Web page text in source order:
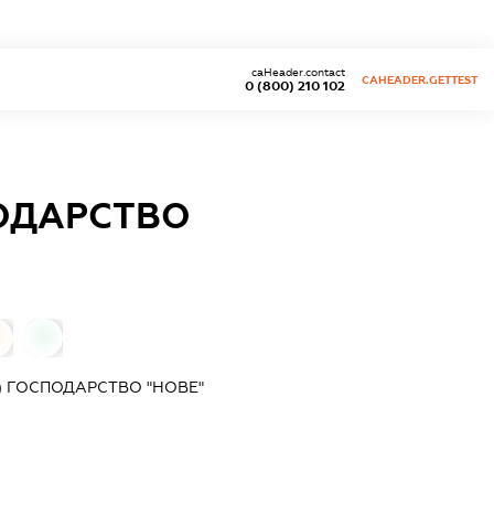
0 (800) 210 102
caHeader.contact
CAHEADER.GETTEST
ГОСПОДАРСТВО "НОВЕ"